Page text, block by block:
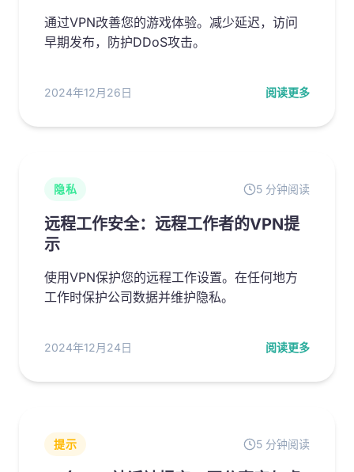
通过VPN改善您的游戏体验。减少延迟，访问
早期发布，防护DDoS攻击。
2024年12月26日 阅读更多
隐私 5 分钟阅读
远程工作安全：远程工作者的VPN提
示
使用VPN保护您的远程工作设置。在任何地方
工作时保护公司数据并维护隐私。
2024年12月24日 阅读更多
提示 5 分钟阅读